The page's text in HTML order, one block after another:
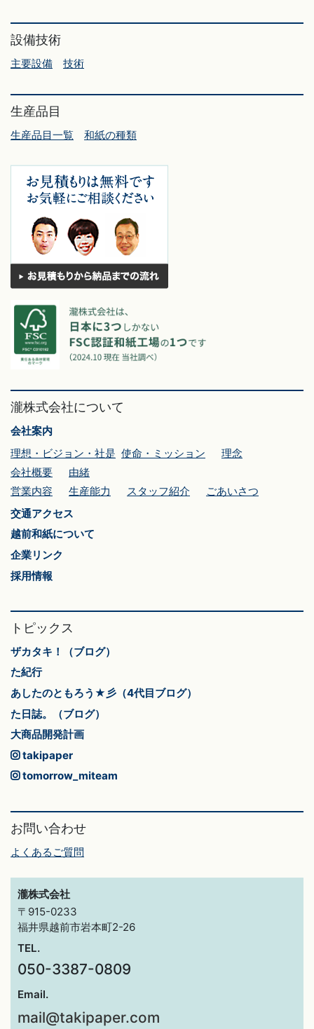
設備技術
主要設備 技術
生産品目
生産品目一覧 和紙の種類
瀧株式会社について
会社案内
理想・ビジョン・社是 使命・ミッション
理念
会社概要
由緒
営業内容
生産能力 スタッフ紹介
ごあいさつ
交通アクセス
越前和紙について
企業リンク
採用情報
トピックス
ザカタキ！（ブログ）
た紀行
あしたのともろう★彡（4代目ブログ）
た日誌。（ブログ）
大商品開発計画
takipaper
tomorrow_miteam
お問い合わせ
よくあるご質問
瀧株式会社
〒915-0233
福井県越前市岩本町2-26
TEL.
050-3387-0809
Email.
mail@takipaper.com